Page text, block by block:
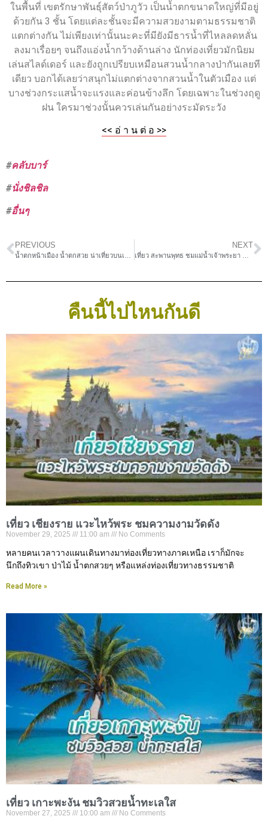
ในพื้นที่ เขตรักษาพันธุ์สัตว์ป่าภูวัว เป็นน้ำตกขนาดใหญ่ที่มีอยู่
ด้วยกัน 3 ชั้น โดยแต่ละชั้นจะมีความสวยงามตามธรรมชาติ
แตกต่างกัน ไม่เพียงเท่านั้นนะคะที่มียังมีธารน้ำที่ไหลลดหลั่น
ลงมาเรื่อยๆ จนถึงแอ่งน้ำกว้างด้านล่าง นักท่องเที่ยวมักนิยม
เล่นสไลด์เดอร์ และยังถูกเปรียบเหมือนสวนน้ำกลางป่ากันเลยที
เดียว บอกได้เลยว่าสนุกไม่แตกต่างจากสวนน้ำในตัวเมือง แต่
บางช่วงกระแสน้ำจะแรงและค่อนข้างลึก โดยเฉพาะในช่วงฤดู
ฝน ใครมาช่วงนั้นควรเล่นกันอย่างระมัดระวัง
<< อ่ า น ต่ อ >>
#คลับบาร์
#นั่งชิลชิล
#อื่นๆ
PREVIOUS NEXT
คืนนี้ไปไหนกันดี
เที่ยว เชียงราย แวะไหว้พระ ชมความงามวัดดัง
November 29, 2025 11:00 am No Comments
หลายคนเวลาวางแผนเดินทางมาท่องเที่ยวทางภาคเหนือ เราก็มักจะ
นึกถึงทิวเขา ป่าไม้ น้ำตกสวยๆ หรือแหล่งท่องเที่ยวทางธรรมชาติ
Read More »
เที่ยว เกาะพะงัน ชมวิวสวยน้ำทะเลใส
November 27, 2025 10:00 am No Comments